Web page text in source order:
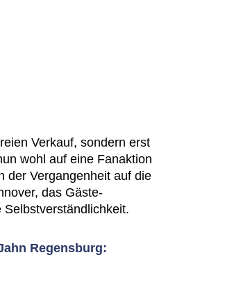
Verkauf, sondern erst
wohl auf eine Fanaktion
der Vergangenheit auf die
das Gäste-
Regensburg: